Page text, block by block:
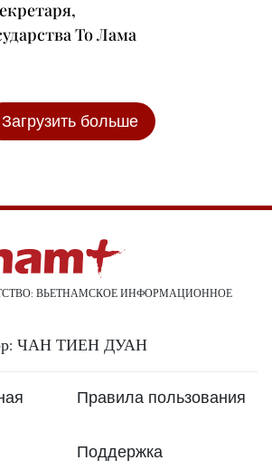
То Лама
Загрузить больше
ВЬЕТНАМСКОЕ ИНФОРМАЦИОННОЕ
ЧАН ТИЕН ДУАН
Правила пользования
Поддержка